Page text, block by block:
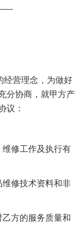
经营理念，为做好
分协商，就甲方产
议：
修工作及执行有
修技术资料和非
方的服务质量和